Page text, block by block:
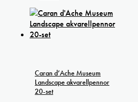
Caran d’Ache Museum
Landscape akvarellpennor
20-set